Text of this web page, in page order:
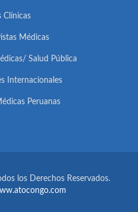
Clínicas
Médicas
Salud Pública
Internacionales
Peruanas
los Derechos Reservados.